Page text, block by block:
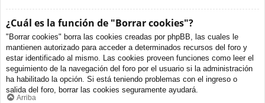
¿Cuál es la función de "Borrar cookies"?
"Borrar cookies" borra las cookies creadas por phpBB, las cuales le
mantienen autorizado para acceder a determinados recursos del foro y
estar identificado al mismo. Las cookies proveen funciones como leer el
seguimiento de la navegación del foro por el usuario si la administración
ha habilitado la opción. Si está teniendo problemas con el ingreso o
salida del foro, borrar las cookies seguramente ayudará.
Arriba